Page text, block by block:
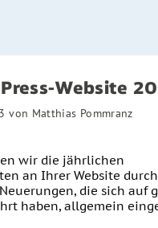
Website
von Matthias Pommranz
wir die jährlichen
an Ihrer Website
die sich auf
haben, allgemein